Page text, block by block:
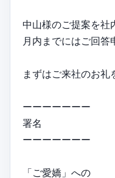
中山様のご提案を社
月内までにはご回答
まずはご来社のお礼
ーーーーーーー
署名
ーーーーーーー
「ご愛嬌」への